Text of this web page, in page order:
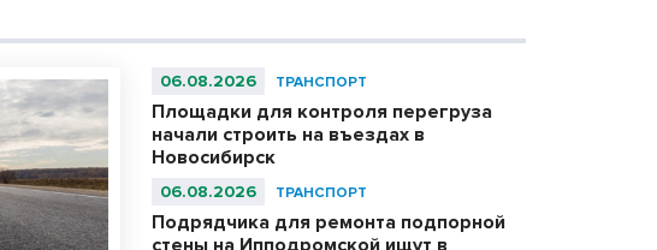
06.08.2026 ТРАНСПОРТ
Площадки для контроля перегруза
начали строить на въездах в
Новосибирск
06.08.2026 ТРАНСПОРТ
Подрядчика для ремонта подпорной